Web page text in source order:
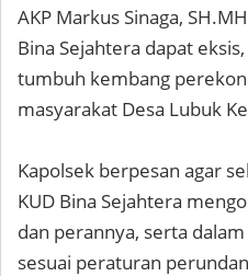
AKP Markus Sinaga,
Bina Sejahtera dapat
tumbuh kembang
masyarakat Desa Lubuk
Kapolsek berpesan agar
KUD Bina Sejahtera
dan perannya, serta
sesuai peraturan